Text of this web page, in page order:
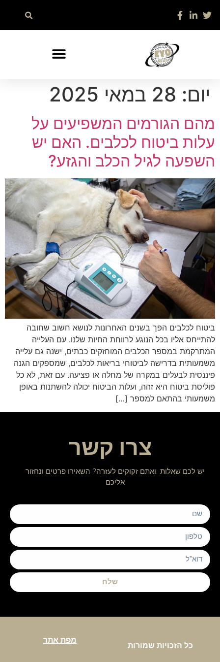
יום: 28 במאי 2025
מהם הגורמים המשפיעים על
עלות ביטוח לכלבים. האם יש
השפעה לגיל הכלב והגזע?
ביטוח לכלבים הפך בשנים האחרונות לנושא חשוב שחובה
להתייחס אליו בכל הנוגע לרווחת החיות שלנו. עם העלייה
המתרקמת במספר הכלבים המוחזקים כבתים, ישנה גם עלייה
משמעותית בדרישה לביטוחי בריאות לכלבים, שמספקים הגנה
פיננסית לבעלים במקרה של מחלה או פציעה. עם זאת, לא כל
פוליסת ביטוח היא זהה, ועלות הביטוח יכולה להשתנות באופן
משמעותי בהתאם למספר […]
צרו קשר
יש לכם שאלות ואתם זקוקים לעזרה? השאירו פרטים ונחזור
אליכם
שלח
כל הזכויות שמורות
מפת אתר